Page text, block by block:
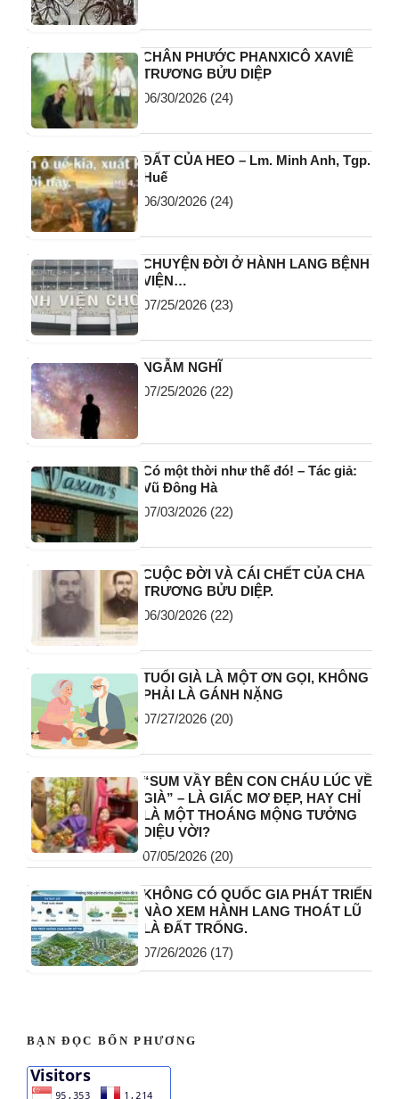
CHÂN PHƯỚC PHANXICÔ XAVIÊ
TRƯƠNG BỬU DIỆP
06/30/2026 (24)
ĐẤT CỦA HEO – Lm. Minh Anh, Tgp.
Huế
06/30/2026 (24)
CHUYỆN ĐỜI Ở HÀNH LANG BỆNH
VIỆN…
07/25/2026 (23)
NGẪM NGHĨ
07/25/2026 (22)
Có một thời như thế đó! – Tác giả:
Vũ Đông Hà
07/03/2026 (22)
CUỘC ĐỜI VÀ CÁI CHẾT CỦA CHA
TRƯƠNG BỬU DIỆP.
06/30/2026 (22)
TUỔI GIÀ LÀ MỘT ƠN GỌI, KHÔNG
PHẢI LÀ GÁNH NẶNG
07/27/2026 (20)
“SUM VẦY BÊN CON CHÁU LÚC VỀ
GIÀ” – LÀ GIẤC MƠ ĐẸP, HAY CHỈ
LÀ MỘT THOÁNG MỘNG TƯỞNG
DIỆU VỜI?
07/05/2026 (20)
KHÔNG CÓ QUỐC GIA PHÁT TRIỂN
NÀO XEM HÀNH LANG THOÁT LŨ
LÀ ĐẤT TRỐNG.
07/26/2026 (17)
BẠN ĐỌC BỐN PHƯƠNG